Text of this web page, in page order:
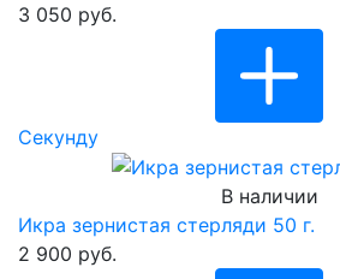
3 050 руб.
Cекунду
В наличии
Икра зернистая стерляди 50 г.
2 900 руб.